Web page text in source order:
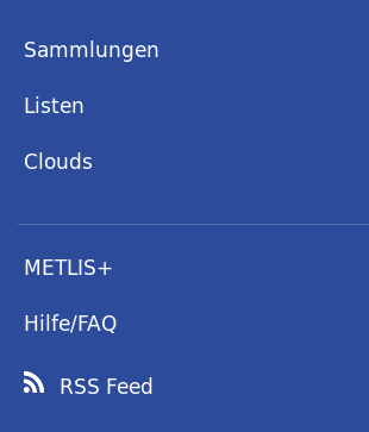
Sammlungen
Listen
Clouds
METLIS+
Hilfe/FAQ
RSS Feed